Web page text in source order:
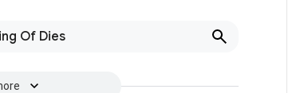
Of Dies